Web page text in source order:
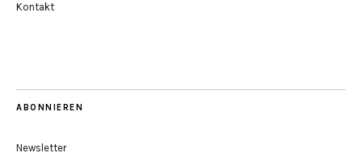
Kontakt
ABONNIEREN
Newsletter